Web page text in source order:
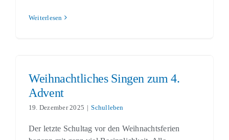
Weiterlesen
Weihnachtliches Singen zum 4.
Advent
19. Dezember 2025 | Schulleben
Der letzte Schultag vor den Weihnachtsferien